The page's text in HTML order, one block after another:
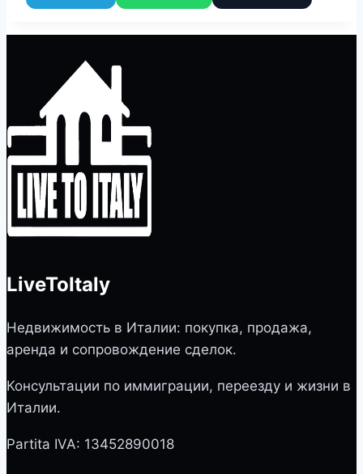
LiveToItaly
Недвижимость в Италии: покупка, продажа,
аренда и сопровождение сделок.
Консультации по иммиграции, переезду и жизни в
Италии.
Partita IVA: 13452890018